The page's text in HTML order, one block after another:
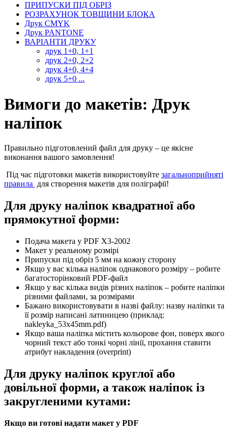
ПРИПУСКИ ПІД ОБРІЗ
РОЗРАХУНОК ТОВЩИНИ БЛОКА
Друк CMYK
Друк PANTONE
ВАРІАНТИ ДРУКУ
друк 1+0, 1+1
друк 2+0, 2+2
друк 4+0, 4+4
друк 5+0 ...
Вимоги до макетів: Друк
наліпок
Правильно підготовлений файл для друку – це якісне
виконання вашого замовлення!
Під час підготовки макетів використовуйте загальноприйняті
правила для створення макетів для поліграфії!
Для друку наліпок квадратної або
прямокутної форми:
Подача макета у PDF X3-2002
Макет у реальному розмірі
Припуски під обріз 5 мм на кожну сторону
Якщо у вас кілька наліпок однакового розміру – робите
багатосторінковий PDF-файл
Якщо у вас кілька видів різних наліпок – робите наліпки
різними файлами, за розмірами
Бажано використовувати в назві файлу: назву наліпки та
її розмір написані латиницею (приклад:
nakleyka_53x45mm.pdf)
Якщо ваша наліпка містить кольорове фон, поверх якого
чорний текст або тонкі чорні лінії, прохання ставити
атрибут накладення (overprint)
Для друку наліпок круглої або
довільної форми, а також наліпок із
закругленими кутами:
Якщо ви готові надати макет у PDF